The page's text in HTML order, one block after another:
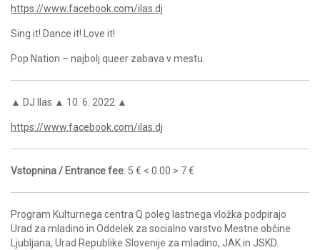
https://www.facebook.com/ilas.dj
Sing it! Dance it! Love it!
Pop Nation – najbolj queer zabava v mestu.
▲ DJ Ilas ▲ 10. 6. 2022 ▲
https://www.facebook.com/ilas.dj
Vstopnina / Entrance fee: 5 € < 0.00 > 7 €
Program Kulturnega centra Q poleg lastnega vložka podpirajo
Urad za mladino in Oddelek za socialno varstvo Mestne občine
Ljubljana, Urad Republike Slovenije za mladino, JAK in JSKD.